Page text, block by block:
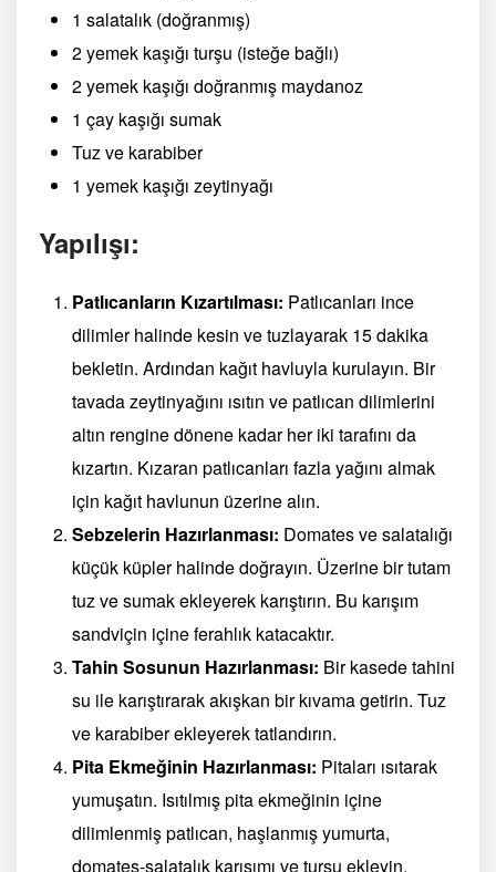
1 salatalık (doğranmış)
2 yemek kaşığı turşu (isteğe bağlı)
2 yemek kaşığı doğranmış maydanoz
1 çay kaşığı sumak
Tuz ve karabiber
1 yemek kaşığı zeytinyağı
Yapılışı:
Patlıcanların Kızartılması: Patlıcanları ince
dilimler halinde kesin ve tuzlayarak 15 dakika
bekletin. Ardından kağıt havluyla kurulayın. Bir
tavada zeytinyağını ısıtın ve patlıcan dilimlerini
altın rengine dönene kadar her iki tarafını da
kızartın. Kızaran patlıcanları fazla yağını almak
için kağıt havlunun üzerine alın.
Sebzelerin Hazırlanması: Domates ve salatalığı
küçük küpler halinde doğrayın. Üzerine bir tutam
tuz ve sumak ekleyerek karıştırın. Bu karışım
sandviçin içine ferahlık katacaktır.
Tahin Sosunun Hazırlanması: Bir kasede tahini
su ile karıştırarak akışkan bir kıvama getirin. Tuz
ve karabiber ekleyerek tatlandırın.
Pita Ekmeğinin Hazırlanması: Pitaları ısıtarak
yumuşatın. Isıtılmış pita ekmeğinin içine
dilimlenmiş patlıcan, haşlanmış yumurta,
domates-salatalık karışımı ve turşu ekleyin.